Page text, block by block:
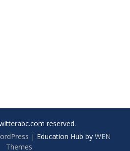
reserved.
| Education Hub by WEN
Themes